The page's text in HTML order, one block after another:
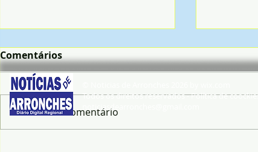
Comentários
Escreva um comentário
Todos os direitos reservados - Política de
noticiasdearronches@gmail.com